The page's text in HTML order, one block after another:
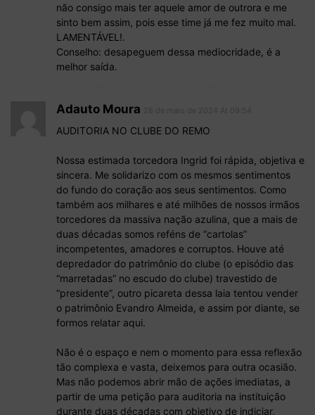
não consigo mais ter aquele amor de outrora e me
sinto bem assim, pois esse time já me fez muito mal.
LAMENTÁVEL!.
Conselho: desapeguem dessa mediocridade, é a
melhor saída.
Adauto Moura
AUDITORIA NO CLUBE DO REMO
Nossa estimada torcedora Ingrid foi rápida, objetiva e
sincera. Me solidarizo com os mesmos sentimentos
do fundo do coração aos seus sentimentos. Como
também aos milhares e até milhões de nossos irmãos
torcedores da massiva nação azulina, que a mais de
duas décadas somos reféns de “cartolas”
incompetentes, amadores e corruptos. Houve até
depredador do patrimônio do clube (o episódio das
“marretadas” no escudo do clube) travestido de
“presidente”, outro picareta dessa laia tentou vender
o patrimônio Evandro Almeida, e assim por diante, se
formos relatar aqui.
Não é o espaço e nem o momento para essa reflexão
tão complexa e vasta, deixemos para outra ocasião.
Mas não podemos abrir mão de ações imediatas, a
partir de uma petição para auditoria na instituição
durante duas décadas com objetivo de indiciar,